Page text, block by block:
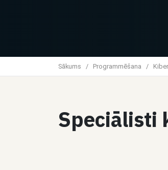
Sākums / Programmēšana /
Speciālisti